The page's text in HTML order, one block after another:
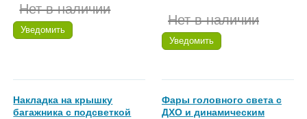
Нет в наличии
Уведомить
Нет в наличии
Уведомить
Накладка на крышку
багажника с подсветкой
Фары головного света с
ДХО и динамическим